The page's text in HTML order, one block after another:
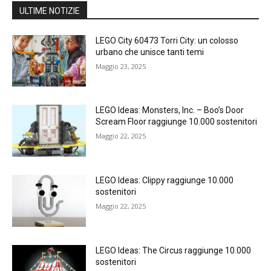
ULTIME NOTIZIE
LEGO City 60473 Torri City: un colosso
urbano che unisce tanti temi
Maggio 23, 2025
LEGO Ideas: Monsters, Inc. – Boo’s Door
Scream Floor raggiunge 10.000 sostenitori
Maggio 22, 2025
LEGO Ideas: Clippy raggiunge 10.000
sostenitori
Maggio 22, 2025
LEGO Ideas: The Circus raggiunge 10.000
sostenitori